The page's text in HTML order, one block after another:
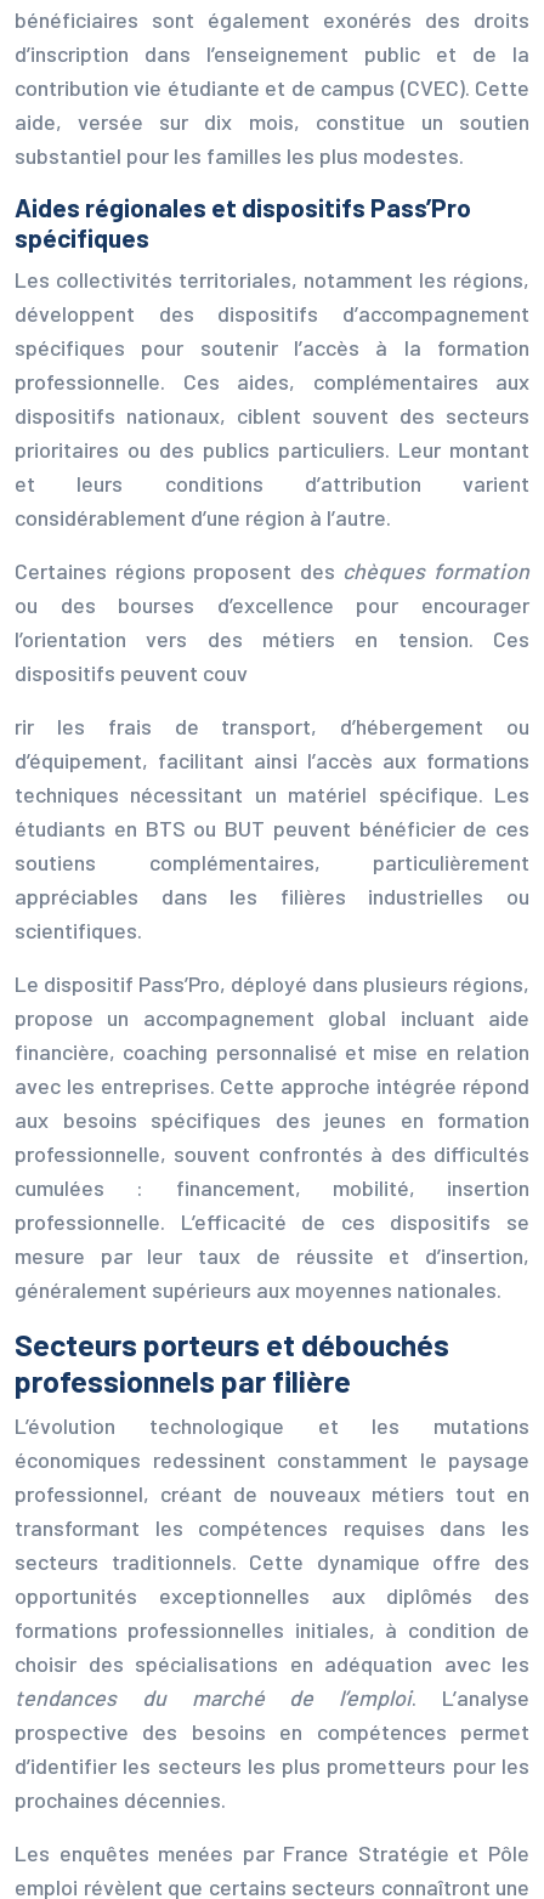
bénéficiaires sont également exonérés des droits
d’inscription dans l’enseignement public et de la
contribution vie étudiante et de campus (CVEC). Cette
aide, versée sur dix mois, constitue un soutien
substantiel pour les familles les plus modestes.
Aides régionales et dispositifs Pass’Pro
spécifiques
Les collectivités territoriales, notamment les régions,
développent des dispositifs d’accompagnement
spécifiques pour soutenir l’accès à la formation
professionnelle. Ces aides, complémentaires aux
dispositifs nationaux, ciblent souvent des secteurs
prioritaires ou des publics particuliers. Leur montant
et leurs conditions d’attribution varient
considérablement d’une région à l’autre.
Certaines régions proposent des chèques formation
ou des bourses d’excellence pour encourager
l’orientation vers des métiers en tension. Ces
dispositifs peuvent couv
rir les frais de transport, d’hébergement ou
d’équipement, facilitant ainsi l’accès aux formations
techniques nécessitant un matériel spécifique. Les
étudiants en BTS ou BUT peuvent bénéficier de ces
soutiens complémentaires, particulièrement
appréciables dans les filières industrielles ou
scientifiques.
Le dispositif Pass’Pro, déployé dans plusieurs régions,
propose un accompagnement global incluant aide
financière, coaching personnalisé et mise en relation
avec les entreprises. Cette approche intégrée répond
aux besoins spécifiques des jeunes en formation
professionnelle, souvent confrontés à des difficultés
cumulées : financement, mobilité, insertion
professionnelle. L’efficacité de ces dispositifs se
mesure par leur taux de réussite et d’insertion,
généralement supérieurs aux moyennes nationales.
Secteurs porteurs et débouchés
professionnels par filière
L’évolution technologique et les mutations
économiques redessinent constamment le paysage
professionnel, créant de nouveaux métiers tout en
transformant les compétences requises dans les
secteurs traditionnels. Cette dynamique offre des
opportunités exceptionnelles aux diplômés des
formations professionnelles initiales, à condition de
choisir des spécialisations en adéquation avec les
tendances du marché de l’emploi. L’analyse
prospective des besoins en compétences permet
d’identifier les secteurs les plus prometteurs pour les
prochaines décennies.
Les enquêtes menées par France Stratégie et Pôle
emploi révèlent que certains secteurs connaîtront une